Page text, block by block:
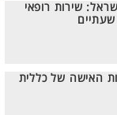
שירות רופאי
שעתיים
האישה של כללית